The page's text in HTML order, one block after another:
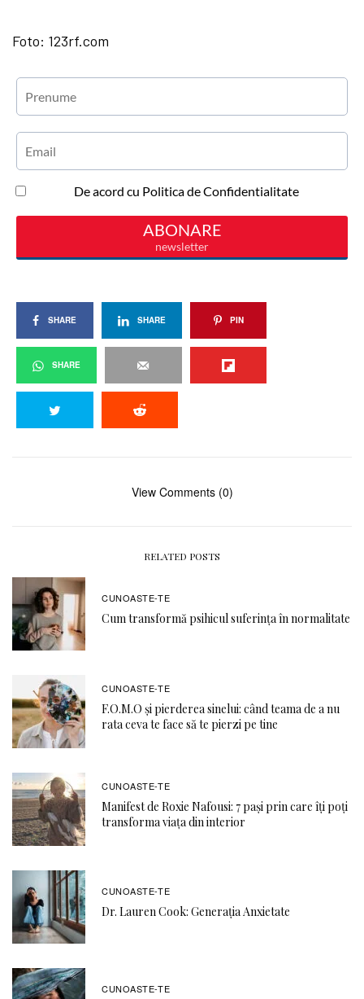
Foto: 123rf.com
SHARE SHARE PIN
SHARE
View Comments (0)
RELATED POSTS
CUNOASTE-TE
Cum transformă psihicul suferința în normalitate
CUNOASTE-TE
F.O.M.O şi pierderea sinelui: când teama de a nu
rata ceva te face să te pierzi pe tine
CUNOASTE-TE
Manifest de Roxie Nafousi: 7 pași prin care îți poți
transforma viața din interior
CUNOASTE-TE
Dr. Lauren Cook: Generația Anxietate
CUNOASTE-TE